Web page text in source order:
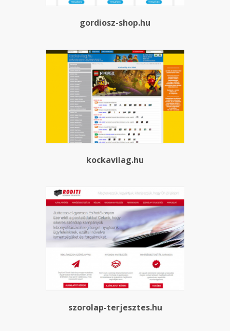
gordiosz-shop.hu
kockavilag.hu
szorolap-terjesztes.hu